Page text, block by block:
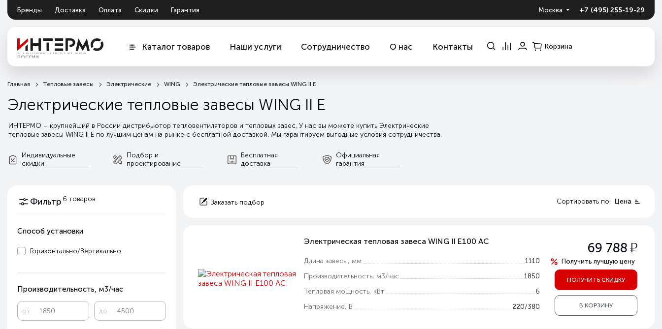
Бренды Доставка Оплата Скидки
Гарантия
Документация
Обмен и возврат
+7 (495) 255-19-29
Москва
ЗАВЕС
Каталог товаров Наши услуги Сотрудничество О нас Контакты Корзина
Главная Тепловые завесы Электрические WING Электрические тепловые завесы WING II E
Электрические тепловые завесы WING II E
ИНТЕРМО – крупнейший в России дистрибьютор тепловентиляторов и тепловых завес. У нас вы можете купить Электрические
тепловые завесы WING II E по лучшим ценам на рынке с бесплатной доставкой. Мы гарантируем выгодные условия сотрудничества,
Читать далее
Индивидуальные
скидки
Подбор и
проектирование
Бесплатная
доставка
Официальная
гарантия
Фильтр 6 товаров
Способ установки
Горизонтально/Вертикально
Производительность, м3/час
от до
Сортировать по: Цена
Заказать подбор
Электрическая тепловая завеса WING II E100 AC
Длина завесы, мм
1110
Производительность, м3/час
1850
Тепловая мощность, кВт
6
Напряжение, В
220/380
69 788у
Получить лучшую цену
ПОЛУЧИТЬ СКИДКУ
В КОРЗИНУ